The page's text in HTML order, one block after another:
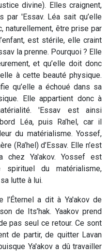
divine). Elles craignent,
par 'Essav. Léa sait qu’elle
naturellement, être prise par
est stérile, elle craint
la prenne. Pourquoi ? Elle
et qu’elle doit donc
à cette beauté physique.
qu’elle a échoué dans sa
Elle appartient donc à
'Essav est ainsi
Léa, puis Ra’hel, car il
du matérialisme. Yossef,
(Ra’hel) d’Essav. Elle n’est
Ya'akov. Yossef est
spirituel du matérialisme,
lutte à lui.
l’Éternel a dit à Ya'akov de
de Its’hak. Yaakov prend
pas seul ce retour. Ce sont
de partir, de quitter Lavan
Ya'akov a dû travailler